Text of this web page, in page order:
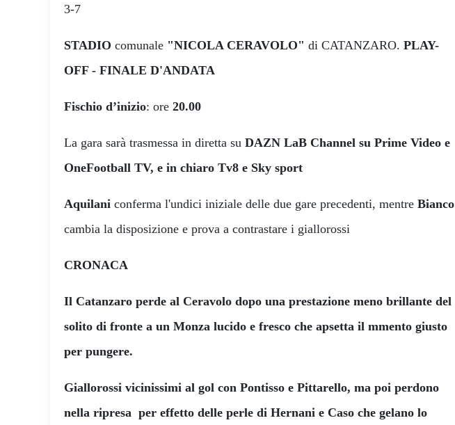
3-7
STADIO comunale "NICOLA CERAVOLO" di CATANZARO. PLAY-
OFF - FINALE D'ANDATA
Fischio d’inizio: ore 20.00
La gara sarà trasmessa in diretta su DAZN LaB Channel su Prime Video e
OneFootball TV, e in chiaro Tv8 e Sky sport
Aquilani conferma l'undici iniziale delle due gare precedenti, mentre Bianco
cambia la disposizione e prova a contrastare i giallorossi
CRONACA
Il Catanzaro perde al Ceravolo dopo una prestazione meno brillante del
solito di fronte a un Monza lucido e fresco che apsetta il mmento giusto
per pungere.
Giallorossi vicinissimi al gol con Pontisso e Pittarello, ma poi perdono
nella ripresa per effetto delle perle di Hernani e Caso che gelano lo